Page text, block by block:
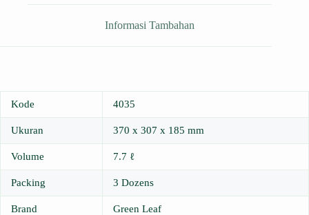
Informasi Tambahan
Kode 4035
Ukuran 370 x 307 x 185 mm
Volume 7.7 ℓ
Packing 3 Dozens
Brand Green Leaf